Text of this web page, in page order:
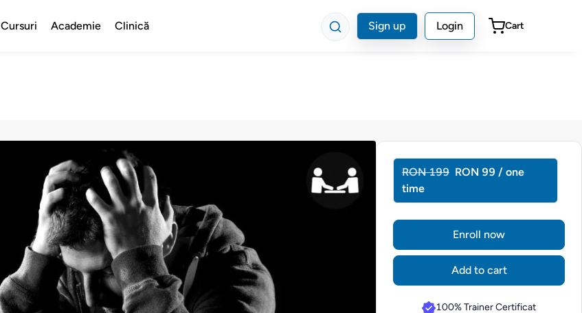
Cursuri Academie Clinică Sign up Login Cart
RON 199 RON 99 / one
time
Enroll now
Add to cart
100% Trainer Certificat